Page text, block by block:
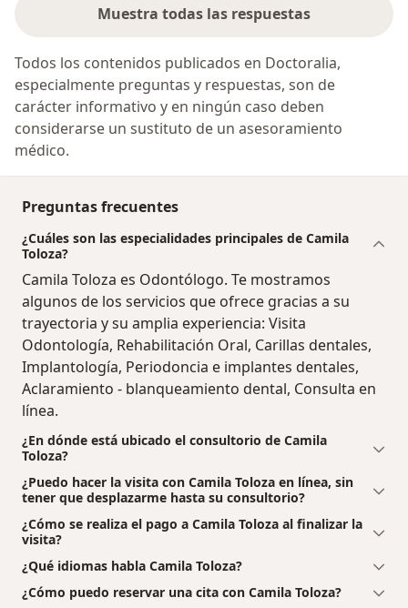
Muestra todas las respuestas
Todos los contenidos publicados en Doctoralia,
especialmente preguntas y respuestas, son de
carácter informativo y en ningún caso deben
considerarse un sustituto de un asesoramiento
médico.
Preguntas frecuentes
¿Cuáles son las especialidades principales de Camila
Toloza?
Camila Toloza es Odontólogo. Te mostramos
algunos de los servicios que ofrece gracias a su
trayectoria y su amplia experiencia: Visita
Odontología, Rehabilitación Oral, Carillas dentales,
Implantología, Periodoncia e implantes dentales,
Aclaramiento - blanqueamiento dental, Consulta en
línea.
¿En dónde está ubicado el consultorio de Camila
Toloza?
¿Puedo hacer la visita con Camila Toloza en línea, sin
tener que desplazarme hasta su consultorio?
¿Cómo se realiza el pago a Camila Toloza al finalizar la
visita?
¿Qué idiomas habla Camila Toloza?
¿Cómo puedo reservar una cita con Camila Toloza?